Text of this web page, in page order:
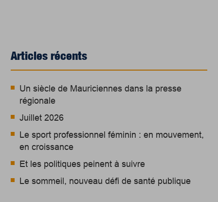
Articles récents
Un siècle de Mauriciennes dans la presse
régionale
Juillet 2026
Le sport professionnel féminin : en mouvement,
en croissance
Et les politiques peinent à suivre
Le sommeil, nouveau défi de santé publique